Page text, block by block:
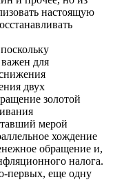
настоящую
для
двух
золотой
мерой
хождение
обращение и,
налога.
первых, еще одну